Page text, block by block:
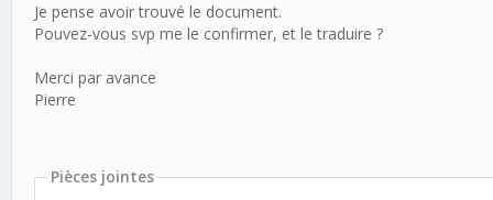
Je pense avoir trouvé le document.
Pouvez-vous svp me le confirmer, et le traduire ?
Merci par avance
Pierre
Pièces jointes